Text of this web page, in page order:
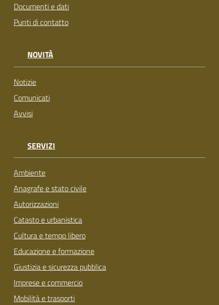
Documenti e dati
Punti di contatto
NOVITÀ
Notizie
Comunicati
Avvisi
SERVIZI
Ambiente
Anagrafe e stato civile
Autorizzazioni
Catasto e urbanistica
Cultura e tempo libero
Educazione e formazione
Giustizia e sicurezza pubblica
Imprese e commercio
Mobilità e trasporti